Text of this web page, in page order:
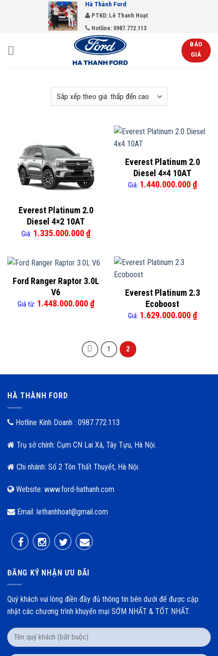
Hà Thành Ford
PTKD: Lê Thanh Hoạt
Hotline: 0987.772.113
BÁO
GIÁ
Everest Platinum 2.0
Diesel 4×2 10AT
Giá: 1.335.000.000₫
Everest Platinum 2.0
Diesel 4×4 10AT
Giá: 1.440.000.000₫
Ford Ranger Raptor 3.0L
V6
Giá từ: 1.448.000.000₫
Everest Platinum 2.3
Ecoboost
Giá: 1.629.000.000₫
1 2
HÀ THÀNH FORD
Hotline Kinh Doanh : 0987.772.113
Trụ sở chính: Cụm CN Lai Xá, Tây Tựu, Hà Nội.
Chi nhánh: Số 2 Tôn Thất Thuyết, Hà Nội.
Website: www.ford-hathanh.com
Email: lethanhhoat@gmail.com
ĐĂNG KÝ NHẬN ƯU ĐÃI
Quý khách vui lòng điền đầy đủ thông tin bên dưới để được cập
nhật các chương trình khuyến mại SỚM NHẤT & TỐT NHẤT.